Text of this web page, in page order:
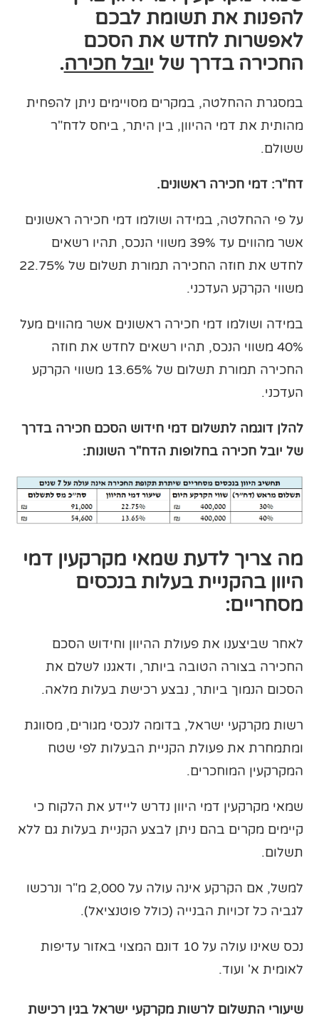
להפנות את תשומת לבכם
לאפשרות לחדש את הסכם
החכירה בדרך של יובל חכירה.
במסגרת ההחלטה, במקרים מסויימים ניתן להפחית
מהותית את דמי ההיוון, בין היתר, ביחס לדח"ר
ששולם.
דח"ר: דמי חכירה ראשונים.
על פי ההחלטה, במידה ושולמו דמי חכירה ראשונים
אשר מהווים עד 39% משווי הנכס, תהיו רשאים
לחדש את חוזה החכירה תמורת תשלום של 22.75%
משווי הקרקע העדכני.
במידה ושולמו דמי חכירה ראשונים אשר מהווים מעל
40% משווי הנכס, תהיו רשאים לחדש את חוזה
החכירה תמורת תשלום של 13.65% משווי הקרקע
העדכני.
להלן דוגמה לתשלום דמי חידוש הסכם חכירה בדרך
של יובל חכירה בחלופות הדח"ר השונות:
מה צריך לדעת שמאי מקרקעין דמי
היוון בהקניית בעלות בנכסים
מסחריים:
לאחר שביצענו את פעולת ההיוון וחידוש הסכם
החכירה בצורה הטובה ביותר, ודאגנו לשלם את
הסכום הנמוך ביותר, נבצע רכישת בעלות מלאה.
רשות מקרקעי ישראל, בדומה לנכסי מגורים, מסווגת
ומתמחרת את פעולת הקניית הבעלות לפי שטח
המקרקעין המוחכרים.
שמאי מקרקעין דמי היוון נדרש ליידע את הלקוח כי
קיימים מקרים בהם ניתן לבצע הקניית בעלות גם ללא
תשלום.
למשל, אם הקרקע אינה עולה על 2,000 מ"ר ונרכשו
לגביה כל זכויות הבנייה (כולל פוטנציאל).
נכס שאינו עולה על 10 דונם המצוי באזור עדיפות
לאומית א' ועוד.
שיעורי התשלום לרשות מקרקעי ישראל בגין רכישת